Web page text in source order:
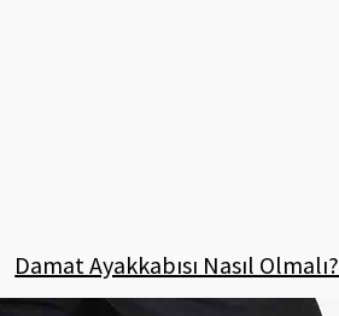
Damat Ayakkabısı Nasıl Olmalı?